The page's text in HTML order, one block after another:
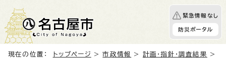
緊急情報なし
防災ポータル
現在の位置： トップページ >市政情報 > 計画・指針・調査結果
>